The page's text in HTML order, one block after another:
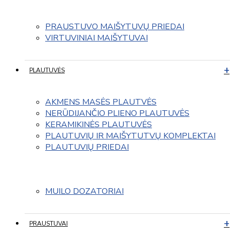
PRAUSTUVO MAIŠYTUVŲ PRIEDAI
VIRTUVINIAI MAIŠYTUVAI
PLAUTUVĖS
AKMENS MASĖS PLAUTVĖS
NERŪDIJANČIO PLIENO PLAUTUVĖS
KERAMIKINĖS PLAUTUVĖS
PLAUTUVIŲ IR MAIŠYTUTVŲ KOMPLEKTAI
PLAUTUVIŲ PRIEDAI
MUILO DOZATORIAI
PRAUSTUVAI